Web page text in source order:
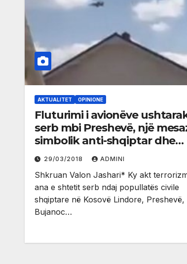
AKTUALITET OPINIONE
Fluturimi i avionëve
serb mbi Preshevë, një
simbolik anti-shqiptar dhe
amerikan në rajon
29/03/2018 ADMINI
Shkruan Valon Jashari* Ky akt
ana e shtetit serb ndaj popullatës civile
shqiptare në Kosovë Lindore, Preshevë,
Bujanoc…